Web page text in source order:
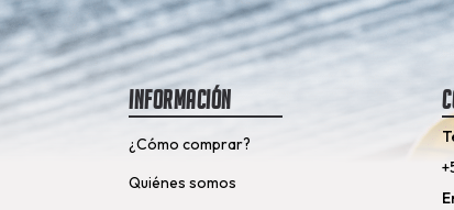
Información
¿Cómo comprar?
Quiénes somos